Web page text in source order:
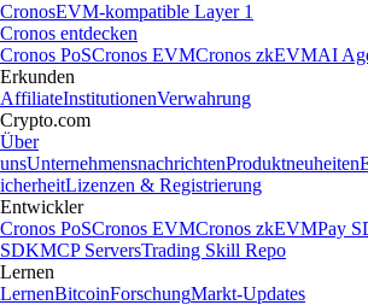
CronosEVM-kompatible Layer 1
Cronos entdecken
Cronos PoSCronos EVMCronos zkEVMAI
Erkunden
AffiliateInstitutionenVerwahrung
Crypto.com
Über
unsUnternehmensnachrichtenProduktneuheiten
icherheitLizenzen & Registrierung
Entwickler
Cronos PoSCronos EVMCronos zkEVMPay
SDKMCP ServersTrading Skill Repo
Lernen
LernenBitcoinForschungMarkt-Updates